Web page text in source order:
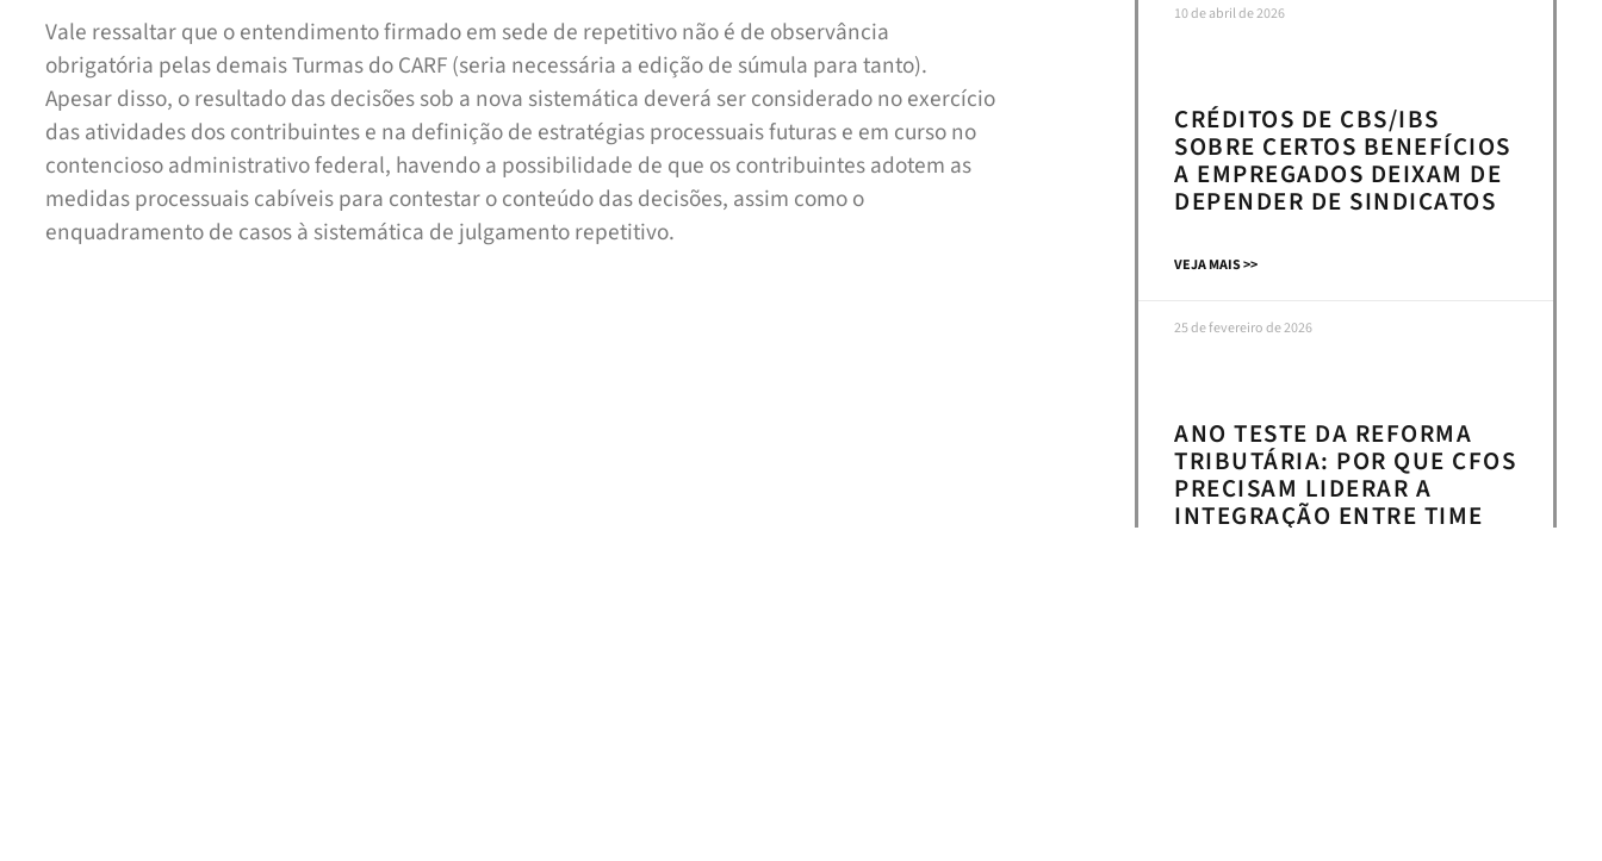
Vale ressaltar que o entendimento ­firmado em sede de repetitivo não é de observância
obrigatória pelas demais Turmas do CARF (seria necessária a edição de súmula para tanto).
Apesar disso, o resultado das decisões sob a nova sistemática deverá ser considerado no exercício
das atividades dos contribuintes e na de­finição de estratégias processuais futuras e em curso no
contencioso administrativo federal, havendo a possibilidade de que os contribuintes adotem as
medidas processuais cabíveis para contestar o conteúdo das decisões, assim como o
enquadramento de casos à sistemática de julgamento repetitivo.
10 de abril de 2026
CRÉDITOS DE CBS/IBS
SOBRE CERTOS BENEFÍCIOS
A EMPREGADOS DEIXAM DE
DEPENDER DE SINDICATOS
VEJA MAIS >>
25 de fevereiro de 2026
ANO TESTE DA REFORMA
TRIBUTÁRIA: POR QUE CFOS
PRECISAM LIDERAR A
INTEGRAÇÃO ENTRE TIME